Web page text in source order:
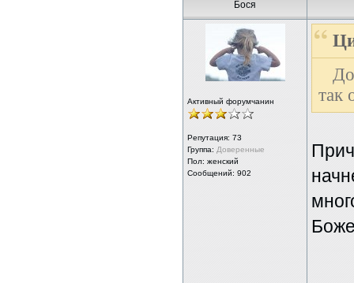
Бося
Активный форумчанин
Репутация: 73
Группа: Доверенные
Пол: женский
Сообщений: 902
так